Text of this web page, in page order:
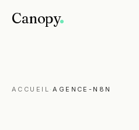
Canopy
ACCUEIL ·AGENCE-N8N